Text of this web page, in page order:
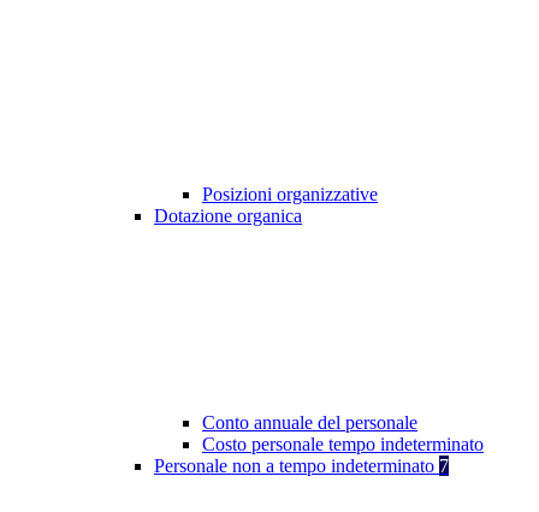
Posizioni organizzative
Dotazione organica
Conto annuale del personale
Costo personale tempo indeterminato
Personale non a tempo indeterminato 7